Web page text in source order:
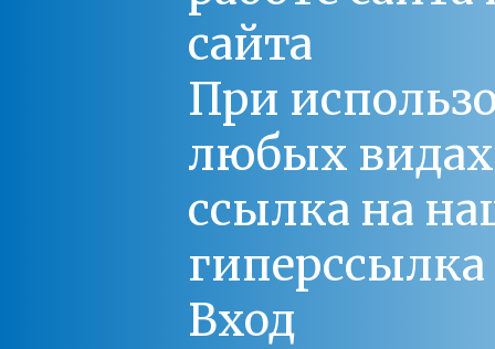
сайта
При
любых
ссылка на
Вход